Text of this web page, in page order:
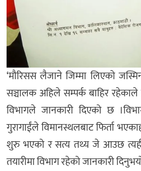
‘मौरिसस लैजाने जिम्मा लिएको
सञ्चालक अहिले सम्पर्क बाहिर
विभागले जानकारी दिएको छ
गुरागाईंले विमानस्थलबाट फिर्ता
शुरु भएको र सत्य तथ्य जे आउछ त्यही
तयारीमा विभाग रहेको जानकारी